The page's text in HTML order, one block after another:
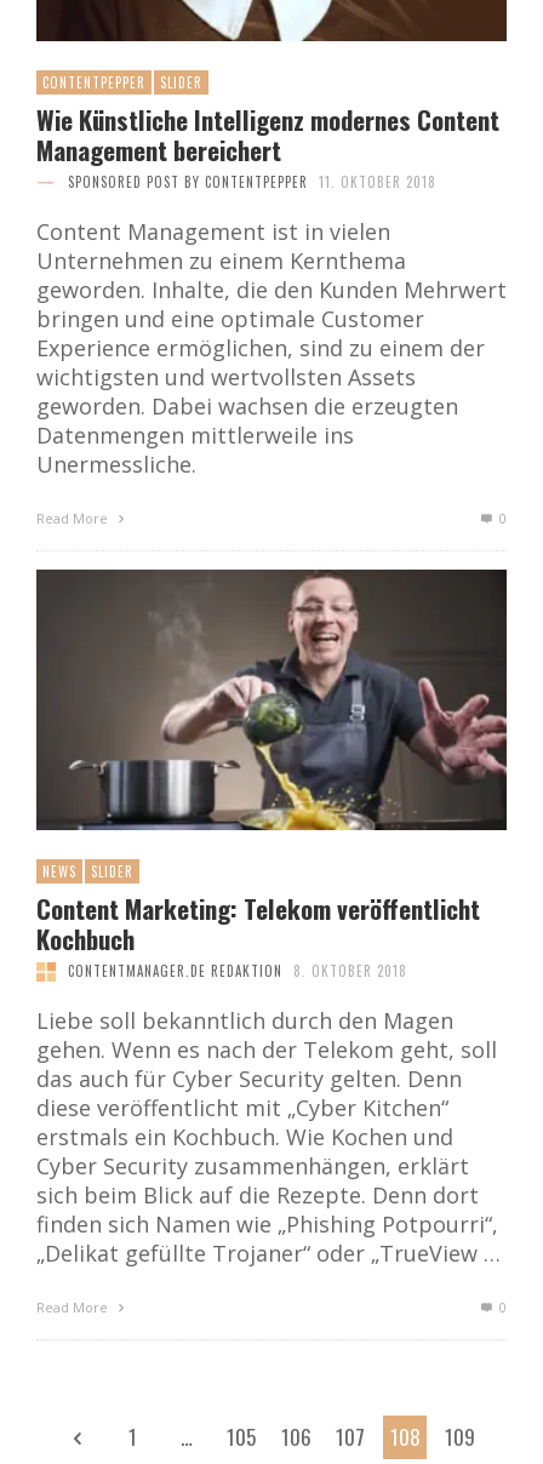
CONTENTPEPPER SLIDER
Wie Künstliche Intelligenz modernes Content
Management bereichert
SPONSORED POST BY CONTENTPEPPER 11. OKTOBER 2018
Content Management ist in vielen
Unternehmen zu einem Kernthema
geworden. Inhalte, die den Kunden Mehrwert
bringen und eine optimale Customer
Experience ermöglichen, sind zu einem der
wichtigsten und wertvollsten Assets
geworden. Dabei wachsen die erzeugten
Datenmengen mittlerweile ins
Unermessliche.
Read More 0
NEWS SLIDER
Content Marketing: Telekom veröffentlicht
Kochbuch
CONTENTMANAGER.DE REDAKTION 8. OKTOBER 2018
Liebe soll bekanntlich durch den Magen
gehen. Wenn es nach der Telekom geht, soll
das auch für Cyber Security gelten. Denn
diese veröffentlicht mit „Cyber Kitchen“
erstmals ein Kochbuch. Wie Kochen und
Cyber Security zusammenhängen, erklärt
sich beim Blick auf die Rezepte. Denn dort
finden sich Namen wie „Phishing Potpourri“,
„Delikat gefüllte Trojaner“ oder „TrueView …
Read More 0
1 … 105 106 107 108
109